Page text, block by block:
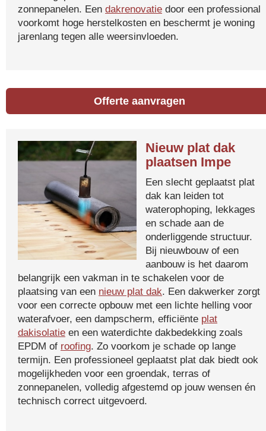
zonnepanelen. Een dakrenovatie door een professional
voorkomt hoge herstelkosten en beschermt je woning
jarenlang tegen alle weersinvloeden.
Offerte aanvragen
Nieuw plat dak
plaatsen Impe
Een slecht geplaatst plat
dak kan leiden tot
waterophoping, lekkages
en schade aan de
onderliggende structuur.
Bij nieuwbouw of een
aanbouw is het daarom
belangrijk een vakman in te schakelen voor de
plaatsing van een nieuw plat dak. Een dakwerker zorgt
voor een correcte opbouw met een lichte helling voor
waterafvoer, een dampscherm, efficiënte plat
dakisolatie en een waterdichte dakbedekking zoals
EPDM of roofing. Zo voorkom je schade op lange
termijn. Een professioneel geplaatst plat dak biedt ook
mogelijkheden voor een groendak, terras of
zonnepanelen, volledig afgestemd op jouw wensen én
technisch correct uitgevoerd.